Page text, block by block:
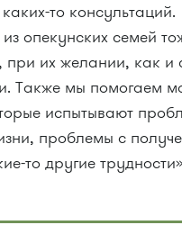
то консультаций.
опекунских семей
их желании, как и
Также мы помогаем
испытывают
проблемы с
то другие